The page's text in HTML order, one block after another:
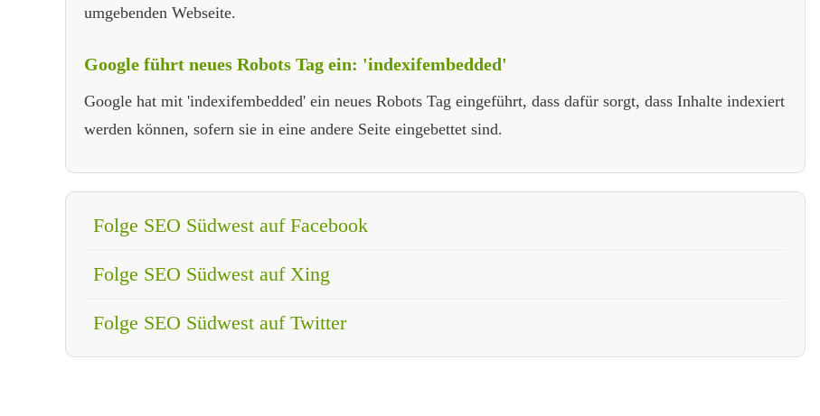
umgebenden Webseite.
Google führt neues Robots Tag ein: 'indexifembedded'
Google hat mit 'indexifembedded' ein neues Robots Tag eingeführt, dass dafür sorgt, dass Inhalte indexiert
werden können, sofern sie in eine andere Seite eingebettet sind.
Folge SEO Südwest auf Facebook
Folge SEO Südwest auf Xing
Folge SEO Südwest auf Twitter